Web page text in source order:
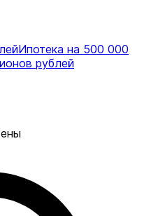
Ипотека на 500 000
рублей